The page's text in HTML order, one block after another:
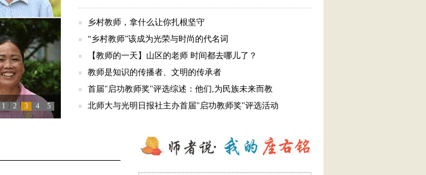
1 2 3 4 5
乡村教师，拿什么让你扎根坚守
“乡村教师”该成为光荣与时尚的代名词
【教师的一天】山区的老师 时间都去哪儿了？
教师是知识的传播者、文明的传承者
首届"启功教师奖"评选综述：他们,为民族未来而教
北师大与光明日报社主办首届"启功教师奖"评选活动